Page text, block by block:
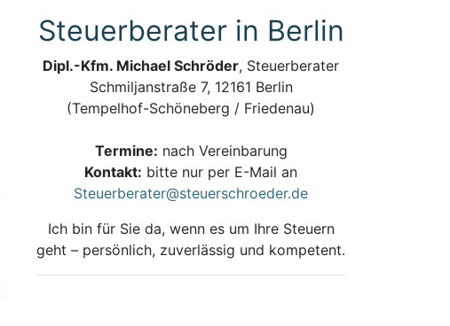
Steuerberater in Berlin
Dipl.-Kfm. Michael Schröder, Steuerberater
Schmiljanstraße 7, 12161 Berlin
(Tempelhof-Schöneberg / Friedenau)
Termine: nach Vereinbarung
Kontakt: bitte nur per E-Mail an
Steuerberater@steuerschroeder.de
Ich bin für Sie da, wenn es um Ihre Steuern
geht – persönlich, zuverlässig und kompetent.